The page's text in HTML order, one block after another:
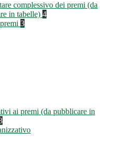
complessivo dei premi (da
in tabelle) 4
3
ai premi (da pubblicare in